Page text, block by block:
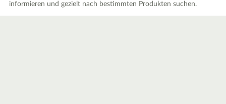
informieren und gezielt nach bestimmten Produkten suchen.